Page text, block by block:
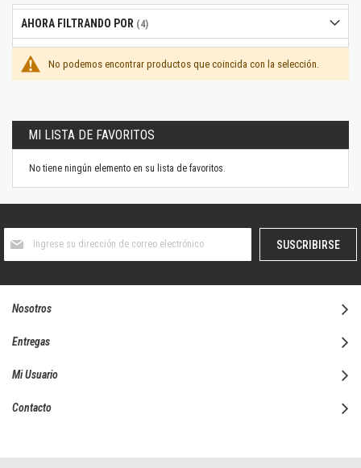
No podemos encontrar productos que coincida con la selección.
AHORA FILTRANDO POR
MI LISTA DE FAVORITOS
No tiene ningún elemento en su lista de favoritos.
boletín
SUSCRIBIRSE
Nosotros
Entregas
Mi Usuario
Contacto